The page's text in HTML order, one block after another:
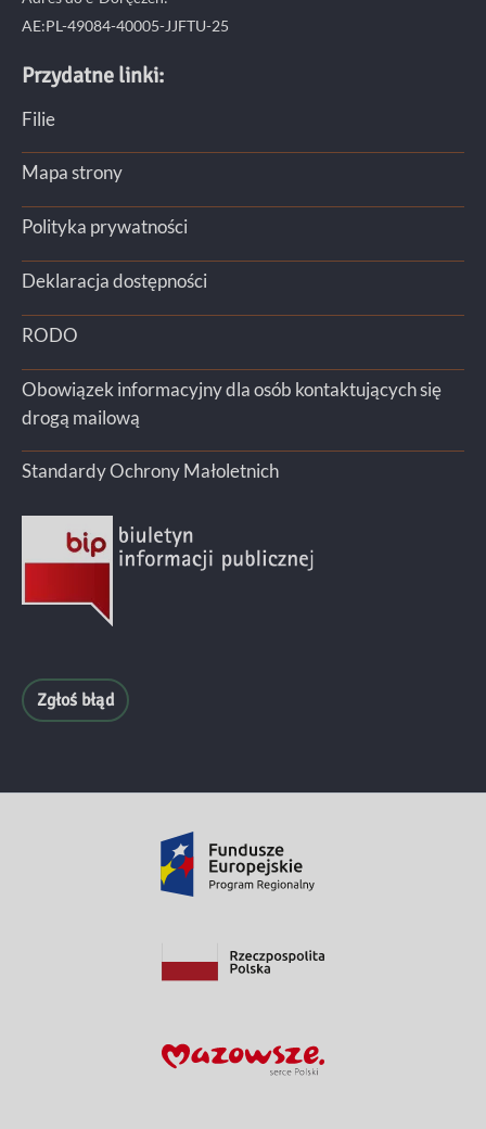
AE:PL-49084-40005-JJFTU-25
Przydatne linki:
Filie
Mapa strony
Polityka prywatności
Deklaracja dostępności
RODO
Obowiązek informacyjny dla osób kontaktujących się
drogą mailową
Standardy Ochrony Małoletnich
Zgłoś błąd